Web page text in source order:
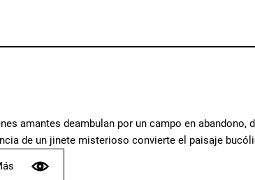
amantes deambulan por un campo en
de un jinete misterioso convierte el paisaje